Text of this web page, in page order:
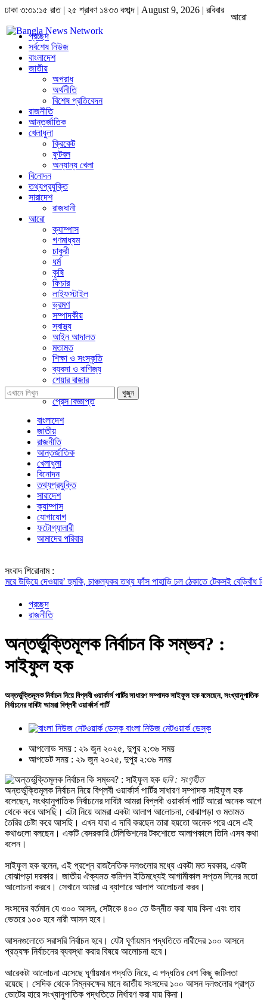
ঢাকা ৩:৩১:১৬ রাত| ২৫ শ্রাবণ ১৪৩৩ বঙ্গাব্দ | August 9, 2026 | রবিবার
প্রচ্ছদ
সর্বশেষ নিউজ
বাংলাদেশ
জাতীয়
অপরাধ
অর্থনীতি
বিশেষ প্রতিবেদন
রাজনীতি
আন্তর্জাতিক
খেলাধুলা
ক্রিকেট
ফুটবল
অন্যান্য খেলা
বিনোদন
তথ্যপ্রযুক্তি
সারাদেশ
রাজধানী
আরো
ক্যাম্পাস
গণমাধ্যম
চাকুরী
ধর্ম
কৃষি
ফিচার
লাইফস্টাইল
ভ্রমণ
সম্পাদকীয়
স্বাস্থ্য
আইন আদালত
মতামত
শিক্ষা ও সংস্কৃতি
ব্যবসা ও বাণিজ্য
শেয়ার বাজার
প্রবাসে বাংলাদেশ
প্রেস বিজ্ঞপ্তি
আরো
খুজুন
বাংলাদেশ
জাতীয়
রাজনীতি
আন্তর্জাতিক
খেলাধুলা
বিনোদন
তথ্যপ্রযুক্তি
সারাদেশ
ক্যাম্পাস
যোগাযোগ
ফটোগ্যালারী
আমাদের পরিবার
সংবাদ শিরোনাম :
দেওয়ার’ হুমকি, চাঞ্চল্যকর তথ্য ফাঁসপাহাড়ি ঢল ঠেকাতে টেকসই বেড়িবাঁধ নির্মাণ করা
প্রচ্ছদ
রাজনীতি
অন্তর্ভুক্তিমূলক নির্বাচন কি সম্ভব? :
সাইফুল হক
অন্তর্ভুক্তিমূলক নির্বাচন নিয়ে বিপ্লবী ওয়ার্কার্স পার্টির সাধারণ সম্পাদক সাইফুল হক বলেছেন, সংখ্যানুপাতিক
নির্বাচনের দাবিটা আমরা বিপ্লবী ওয়ার্কার্স পার্টি
বাংলা নিউজ নেটওয়ার্ক ডেস্ক
আপলোড সময় : ২৯ জুন ২০২৫, দুপুর ২:৩৬ সময়
আপডেট সময় : ২৯ জুন ২০২৫, দুপুর ২:৩৬ সময়
ছবি : সংগৃহীত
অন্তর্ভুক্তিমূলক নির্বাচন নিয়ে বিপ্লবী ওয়ার্কার্স পার্টির সাধারণ সম্পাদক সাইফুল হক
বলেছেন, সংখ্যানুপাতিক নির্বাচনের দাবিটা আমরা বিপ্লবী ওয়ার্কার্স পার্টি আরো অনেক আগে
থেকে করে আসছি। এটা নিয়ে আমরা একটা আলাপ আলোচনা, বোঝাপড়া ও মতামত
তৈরির চেষ্টা করে আসছি। এখন যারা এ দাবি করছেন তারা হয়তো অনেক পরে এসে এই
কথাগুলো বলছেন। একটি বেসরকারি টেলিভিশনের টকশোতে আলাপকালে তিনি এসব কথা
বলেন।
সাইফুল হক বলেন, এই প্রশ্নে রাজনৈতিক দলগুলোর মধ্যে একটা মত দরকার, একটা
বোঝাপড়া দরকার। জাতীয় ঐক্যমত কমিশন ইতিমধ্যেই আগামীকাল সপ্তম দিনের মতো
আলোচনা করবে। সেখানে আমরা এ ব্যাপারে আলাপ আলোচনা করব।
সংসদের বর্তমান যে ৩০০ আসন, সেটাকে ৪০০ তে উন্নীত করা যায় কিনা এবং তার
ভেতরে ১০০ হবে নারী আসন হবে।
আসনগুলোতে সরাসরি নির্বাচন হবে। যেটা ঘূর্ণায়মান পদ্ধতিতে নারীদের ১০০ আসনে
প্রত্যক্ষ নির্বাচনের ব্যবস্থা করার বিষয়ে আলোচনা হবে।
আরেকটা আলোচনা এসেছে ঘূর্ণায়মান পদ্ধতি নিয়ে, এ পদ্ধতির বেশ কিছু জটিলতা
রয়েছে। সেদিক থেকে নিম্নকক্ষের মানে জাতীয় সংসদের ১০০ আসন দলগুলোর প্রাপ্ত
ভোটের হারে সংখ্যানুপাতিক পদ্ধতিতে নির্ধারণ করা যায় কিনা।